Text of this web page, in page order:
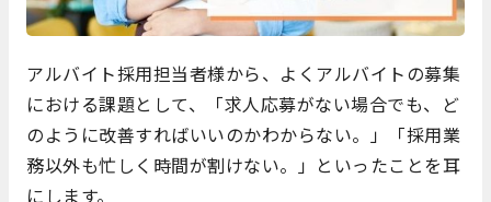
アルバイト採用担当者様から、よく アルバイトの募集
における課題として、「求人応募がない場合でも、ど
のように改善すればいいのかわからない。」「採用業
務以外も忙しく時間が割けない。」といったことを耳
にします。